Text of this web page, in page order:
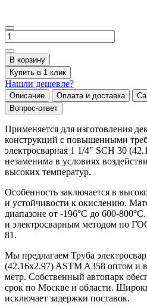
В корзину
Купить в 1 клик
Нашли дешевле?
Описание Оплата и доставка
Вопрос-ответ
Применяется для изготовления
конструкций с повышенными
электросварная 1 1/4" SCH 30
незаменима в условиях
высоких температур.
Особенность заключается в
и устойчивости к окислению.
диапазоне от -196°C до 600-
и электросварным методом по
81.
Мы предлагаем Труба
(42.16х2.97) ASTM A358 оптом и
метр. Собственный автопарк
срок по Москве и области.
исключает задержки поставок.